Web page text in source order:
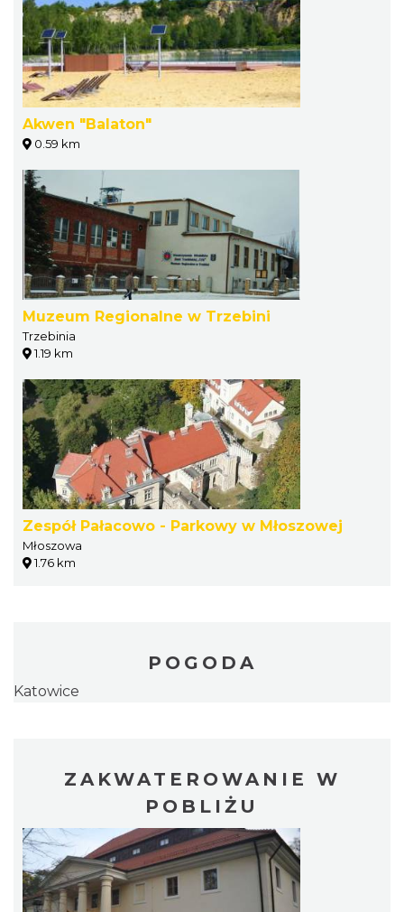
Akwen "Balaton"
0.59 km
Muzeum Regionalne w Trzebini
Trzebinia
1.19 km
Zespół Pałacowo - Parkowy w Młoszowej
Młoszowa
1.76 km
POGODA
Katowice
ZAKWATEROWANIE W
POBLIŻU